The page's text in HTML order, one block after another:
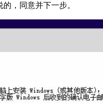
，同意并下一步。